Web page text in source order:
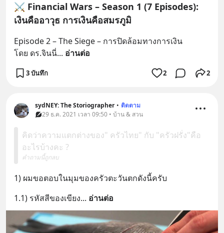
⚔️ Financial Wars – Season 1 (7 Episodes):
เงินคืออาวุธ การเงินคือสมรภูมิ
Episode 2 – The Siege – การปิดล้อมทางการเงิน
โดย ดร.จินนี่... อ่านต่อ
3 บันทึก 2 2
sydNEY: The Storiographer • ติดตาม
29 ธ.ค. 2021 เวลา 09:50 • บ้าน & สวน
คิดว่าความแตกต่างของ" ครัวไทย" กับ "ครัวฝรั่ง"คือ
อะไรบ้างคะ ?
คำถามนี้ถูกลบ
1) ผมขอตอบในมุมของครัวตะวันตกดังนี้ครับ
1.1) รหัสสีของเขียง... อ่านต่อ